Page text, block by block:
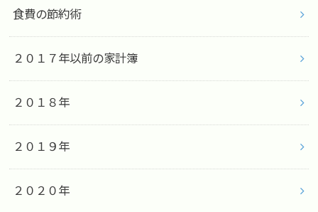
食費の節約術
２０１７年以前の家計簿
２０１８年
２０１９年
２０２０年